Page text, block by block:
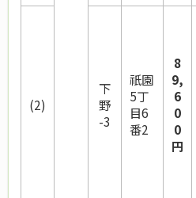
(2)
下
野
-3
祇園
5丁
目6
番2
8
9,
6
0
0
円